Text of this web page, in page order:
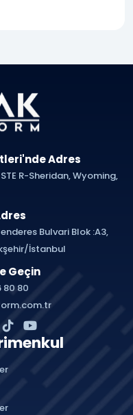
Adres
R-Sheridan, Wyoming,
Bulvari Blok :A3,
İstanbul
Geçin
80 80